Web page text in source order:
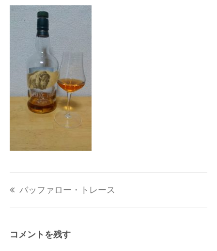
稿
ー
バッファロー・トレース
コメントを残す